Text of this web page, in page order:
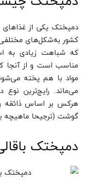
دمپختک یکی از
کشور به‌شکل‌های
که شباهت زیادی به
مناسب است و از آنجا
مواد با هم پخته
می‌ماند. رایج‌ترین
هرکس بر اساس ذائقه و
گوشت (ترجیحا ماهیچه
دمپختک